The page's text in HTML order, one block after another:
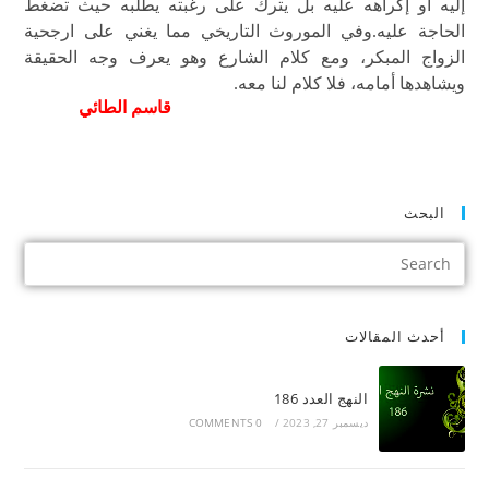
إليه أو إكراهه عليه بل يترك على رغبته يطلبه حيث تضغط
الحاجة عليه.وفي الموروث التاريخي مما يغني على ارجحية
الزواج المبكر، ومع كلام الشارع وهو يعرف وجه الحقيقة
ويشاهدها أمامه، فلا كلام لنا معه.
قاسم الطائي
البحث
أحدث المقالات
النهج العدد 186
ديسمبر 27, 2023 /
0 COMMENTS